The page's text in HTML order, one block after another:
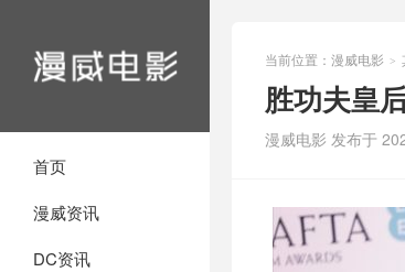
首页
漫威资讯
DC资讯
当前位置： 漫威电影 >
胜功夫皇
漫威电影 发布于